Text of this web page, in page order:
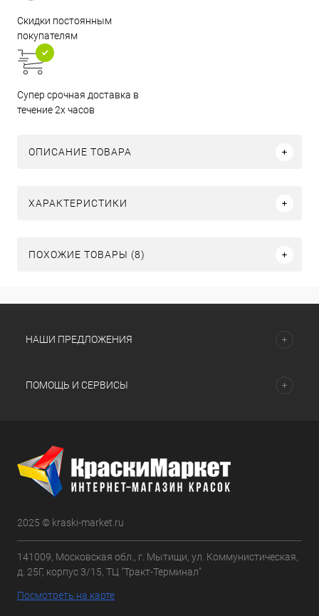
Скидки постоянным
покупателям
Супер срочная доставка в
течение 2х часов
ОПИСАНИЕ ТОВАРА
ХАРАКТЕРИСТИКИ
ПОХОЖИЕ ТОВАРЫ (8)
НАШИ ПРЕДЛОЖЕНИЯ
ПОМОЩЬ И СЕРВИСЫ
2025 © kraski-market.ru
141009, Московская обл., г. Мытищи, ул. Коммунистическая,
д. 25Г, корпус 3/15, ТЦ "Тракт-Терминал"
Посмотреть на карте